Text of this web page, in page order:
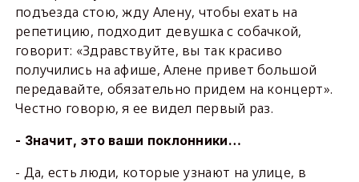
подъезда стою, жду Алену, чтобы ехать на
репетицию, подходит девушка с собачкой,
говорит: «Здравствуйте, вы так красиво
получились на афише, Алене привет большой
передавайте, обязательно придем на концерт».
Честно говорю, я ее видел первый раз.
- Значит, это ваши поклонники…
- Да, есть люди, которые узнают на улице, в